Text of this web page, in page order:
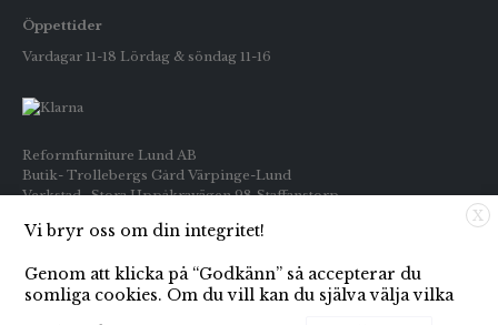
Öppettider
Vardagar 11-18 Lördag & söndag 11-16
Reformfurniture Lund AB
Butik- Trollebergs Gård Värpinge-Lund
Verkstad- Stora Uppåkravägen 98 Staffanstorp
Telefon: Butiken 0709-269916
Inköp : 0722-659133
E-post: info@reformfurniture.se
X
Vi bryr oss om din integritet!
Genom att klicka på “Godkänn” så accepterar du
somliga cookies. Om du vill kan du själva välja vilka